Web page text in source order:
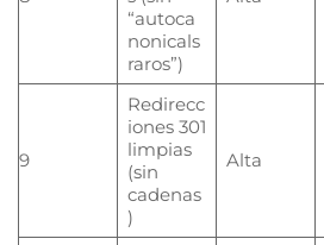
“autoca
nonicals
raros”)
9
Redirecc
iones 301
limpias
(sin
cadenas
)
Alta